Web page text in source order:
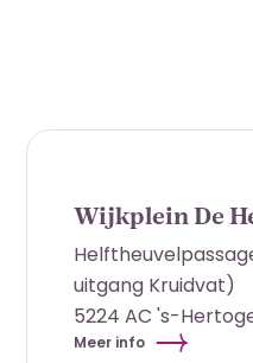
Wijkplein De
uitgang Kruidvat)
5224 AC 's-
Meer info